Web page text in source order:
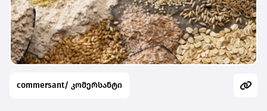
commersant/ კომერსანტი